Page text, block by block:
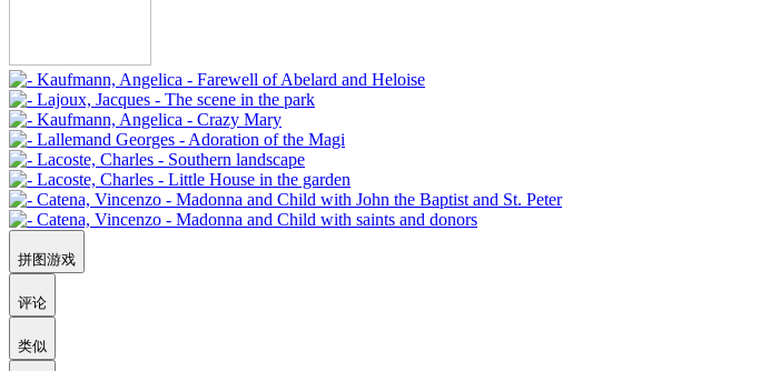
拼图游戏
评论
类似